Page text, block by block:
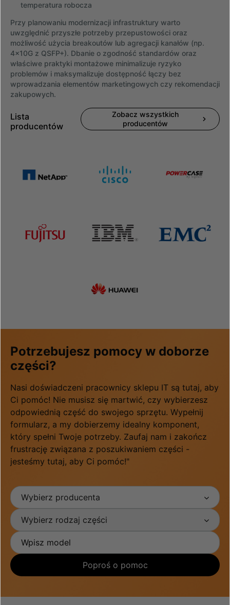
temperatura robocza
Przy planowaniu modernizacji infrastruktury warto
uwzględnić przyszłe potrzeby przepustowości oraz
możliwość użycia breakoutów lub agregacji kanałów (np.
4x10G z QSFP+). Dbanie o zgodność standardów oraz
właściwe praktyki montażowe minimalizuje ryzyko
problemów i maksymalizuje dostępność łączy bez
wprowadzania elementów marketingowych czy rekomendacji
zakupowych.
Lista
producentów
Zobacz wszystkich
producentów
Potrzebujesz pomocy w doborze
części?
Nasi doświadczeni pracownicy sklepu IT są tutaj, aby
Ci pomóc! Nie musisz się martwić, czy wybierzesz
odpowiednią część do swojego sprzętu. Wypełnij
formularz, a my dobierzemy idealny komponent,
który spełni Twoje potrzeby. Zaufaj nam i zakończ
frustrację związana z poszukiwaniem części -
jesteśmy tutaj, aby Ci pomóc!"
Wybierz producenta
Wybierz rodzaj części
Poproś o pomoc